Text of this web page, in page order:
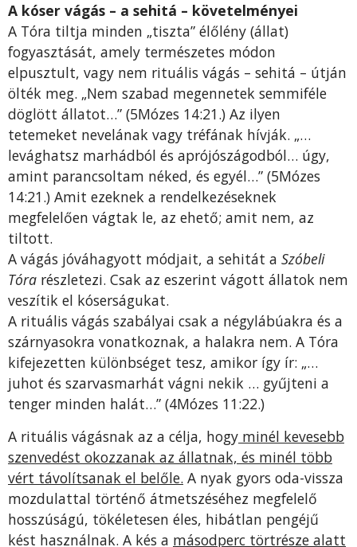
A kóser vágás – a sehitá – követelményei
A Tóra tiltja minden „tiszta” élőlény (állat)
fogyasztását, amely természetes módon
elpusztult, vagy nem rituális vágás – sehitá – útján
ölték meg. „Nem szabad megennetek semmiféle
döglött állatot…” (5Mózes 14:21.) Az ilyen
tetemeket nevelának vagy tréfának hívják. „…
levághatsz marhádból és aprójószágodból… úgy,
amint parancsoltam néked, és egyél…” (5Mózes
14:21.) Amit ezeknek a rendelkezéseknek
megfelelően vágtak le, az ehető; amit nem, az
tiltott.
A vágás jóváhagyott módjait, a sehitát a Szóbeli
Tóra részletezi. Csak az eszerint vágott állatok nem
veszítik el kóserságukat.
A rituális vágás szabályai csak a négylábúakra és a
szárnyasokra vonatkoznak, a halakra nem. A Tóra
kifejezetten különbséget tesz, amikor így ír: „…
juhot és szarvasmarhát vágni nekik … gyűjteni a
tenger minden halát…” (4Mózes 11:22.)
A rituális vágásnak az a célja, hogy minél kevesebb
szenvedést okozzanak az állatnak, és minél több
vért távolítsanak el belőle. A nyak gyors oda-vissza
mozdulattal történő átmetszéséhez megfelelő
hosszúságú, tökéletesen éles, hibátlan pengéjű
kést használnak. A kés a másodperc törtrésze alatt